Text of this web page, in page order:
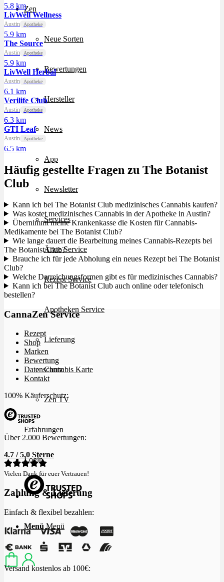
Zen
Neue Sorten
Bewertungen
Hersteller
News
App
Newsletter
Services
Ärzte Service
Rezept Service
Apotheken Service
Lieferung
Cannabis Karte
Zen TV
Erfahrungen
Login
Menü Menü
5.8 km
LivWell Wellness
Austin Apotheke
5.9 km
The Source
Austin Apotheke
5.9 km
LivWell Herbal
Austin Apotheke
6.1 km
Verilife Club
Austin Apotheke
6.3 km
GTI Leaf
Austin Apotheke
6.5 km
Häufig gestellte Fragen zu The Botanist
Club
Kann ich bei The Botanist Club medizinisches Cannabis kaufen?
Was kostet medizinisches Cannabis in der Apotheke in Austin?
Übernimmt meine Krankenkasse die Kosten für Cannabis-
Medikamente bei The Botanist Club?
Wie lange dauert die Bearbeitung meines Cannabis-Rezepts bei
The Botanist Club?
Brauche ich für jede Abholung ein neues Rezept bei The Botanist
Club?
Welche Darreichungsformen gibt es für medizinisches Cannabis?
Kann ich bei The Botanist Club auch online oder telefonisch
bestellen?
CannaZen Service
Rezept
Shop
Marken
Bewertung
Datenschutz
Kontakt
100% Käuferschutz:
Über 2.000 Bewertungen:
4.7 / 5.0 Sterne
Vielen Dank für euer Vertrauen!
Zahlung & Lieferung
Einfach & flexibel bezahlen:
Versand kostenlos ab 100€: